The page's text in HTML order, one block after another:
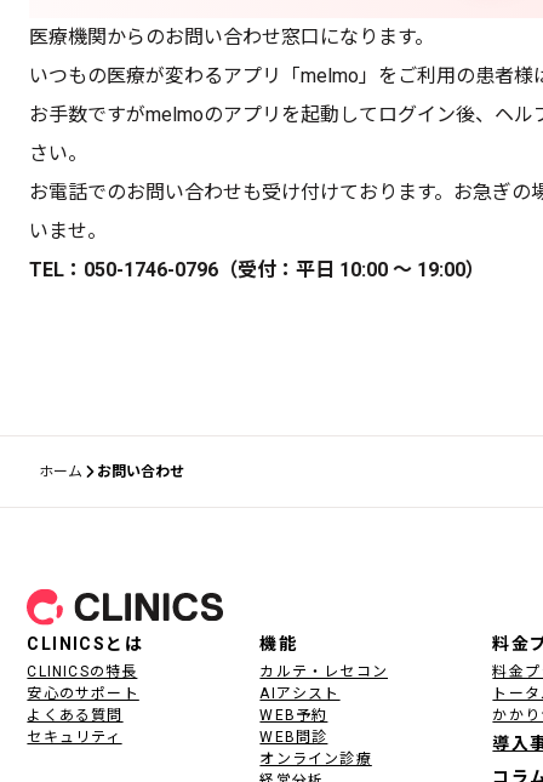
医療機関からのお問い合わせ窓口になります。
いつもの医療が変わるアプリ「melmo」をご利用の患者様
お手数ですがmelmoのアプリを起動してログイン後、ヘ
さい。
お電話でのお問い合わせも受け付けております。お急ぎの
いませ。
TEL： 050-1746-0796 （受付：平日 10:00 〜 19:00）
ホーム お問い合わせ
フッター
CLINICSとは
CLINICSの特長
安心のサポート
よくある質問
セキュリティ
機能
カルテ・レセコン
AIアシスト
WEB予約
WEB問診
オンライン診療
料金
料金
トー
かか
導入
コラ